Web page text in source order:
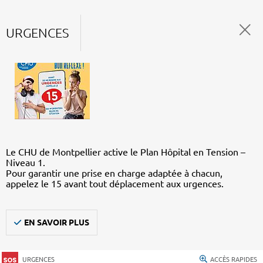
URGENCES
Le CHU de Montpellier active le Plan Hôpital en Tension –
Niveau 1.
Pour garantir une prise en charge adaptée à chacun,
appelez le 15 avant tout déplacement aux urgences.
EN SAVOIR PLUS
URGENCES ACCÈS RAPIDES